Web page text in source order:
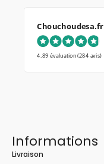
Chouchoudesa.fr
4.89 évaluation(284 avis)
Informations
Livraison